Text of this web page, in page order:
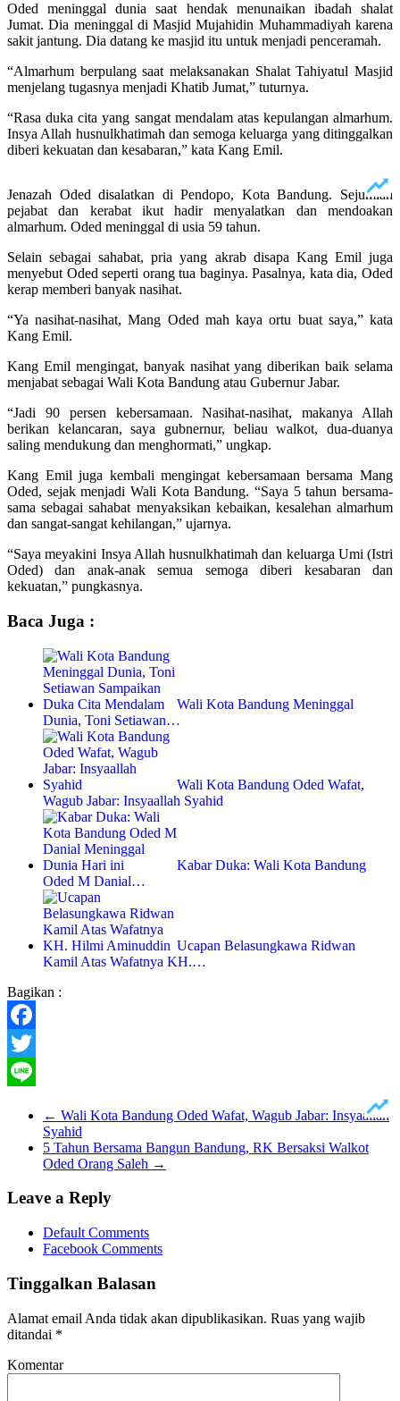
Oded meninggal dunia saat hendak menunaikan ibadah shalat
Jumat. Dia meninggal di Masjid Mujahidin Muhammadiyah karena
sakit jantung. Dia datang ke masjid itu untuk menjadi penceramah.
“Almarhum berpulang saat melaksanakan Shalat Tahiyatul Masjid
menjelang tugasnya menjadi Khatib Jumat,” tuturnya.
“Rasa duka cita yang sangat mendalam atas kepulangan almarhum.
Insya Allah husnulkhatimah dan semoga keluarga yang ditinggalkan
diberi kekuatan dan kesabaran,” kata Kang Emil.
Jenazah Oded disalatkan di Pendopo, Kota Bandung. Sejumlah
pejabat dan kerabat ikut hadir menyalatkan dan mendoakan
almarhum. Oded meninggal di usia 59 tahun.
Selain sebagai sahabat, pria yang akrab disapa Kang Emil juga
menyebut Oded seperti orang tua baginya. Pasalnya, kata dia, Oded
kerap memberi banyak nasihat.
“Ya nasihat-nasihat, Mang Oded mah kaya ortu buat saya,” kata
Kang Emil.
Kang Emil mengingat, banyak nasihat yang diberikan baik selama
menjabat sebagai Wali Kota Bandung atau Gubernur Jabar.
“Jadi 90 persen kebersamaan. Nasihat-nasihat, makanya Allah
berikan kelancaran, saya gubnernur, beliau walkot, dua-duanya
saling mendukung dan menghormati,” ungkap.
Kang Emil juga kembali mengingat kebersamaan bersama Mang
Oded, sejak menjadi Wali Kota Bandung. “Saya 5 tahun bersama-
sama sebagai sahabat menyaksikan kebaikan, kesalehan almarhum
dan sangat-sangat kehilangan,” ujarnya.
“Saya meyakini Insya Allah husnulkhatimah dan keluarga Umi (Istri
Oded) dan anak-anak semua semoga diberi kesabaran dan
kekuatan,” pungkasnya.
Baca Juga :
Wali Kota Bandung Meninggal
Dunia, Toni Setiawan…
Wali Kota Bandung Oded Wafat,
Wagub Jabar: Insyaallah Syahid
Kabar Duka: Wali Kota Bandung
Oded M Danial…
Ucapan Belasungkawa Ridwan
Kamil Atas Wafatnya KH.…
Bagikan :
Facebook
Twitter
← Wali Kota Bandung Oded Wafat, Wagub Jabar: Insyaallah
Syahid
5 Tahun Bersama Bangun Bandung, RK Bersaksi Walkot
Oded Orang Saleh →
Leave a Reply
Default Comments
Facebook Comments
Tinggalkan Balasan
Alamat email Anda tidak akan dipublikasikan. Ruas yang wajib
ditandai *
Komentar